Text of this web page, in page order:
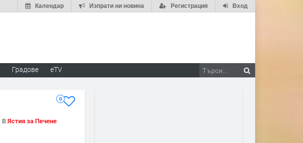
Вход
Регистрация
Изпрати ни новина
Календар
Градове eTV
0
ВЯстия за Печене